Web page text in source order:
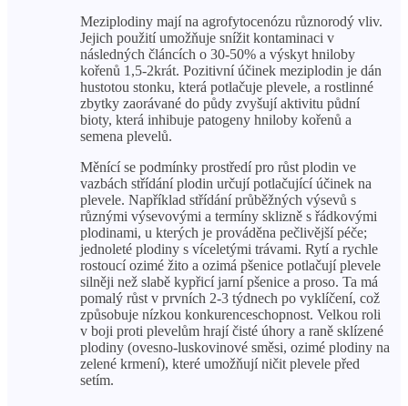
Meziplodiny mají na agrofytocenózu různorodý vliv.
Jejich použití umožňuje snížit kontaminaci v
následných článcích o 30-50% a výskyt hniloby
kořenů 1,5-2krát. Pozitivní účinek meziplodin je dán
hustotou stonku, která potlačuje plevele, a rostlinné
zbytky zaorávané do půdy zvyšují aktivitu půdní
bioty, která inhibuje patogeny hniloby kořenů a
semena plevelů.
Měnící se podmínky prostředí pro růst plodin ve
vazbách střídání plodin určují potlačující účinek na
plevele. Například střídání průběžných výsevů s
různými výsevovými a termíny sklizně s řádkovými
plodinami, u kterých je prováděna pečlivější péče;
jednoleté plodiny s víceletými trávami. Rytí a rychle
rostoucí ozimé žito a ozimá pšenice potlačují plevele
silněji než slabě kypřicí jarní pšenice a proso. Ta má
pomalý růst v prvních 2-3 týdnech po vyklíčení, což
způsobuje nízkou konkurenceschopnost. Velkou roli
v boji proti plevelům hrají čisté úhory a raně sklízené
plodiny (ovesno-luskovinové směsi, ozimé plodiny na
zelené krmení), které umožňují ničit plevele před
setím.